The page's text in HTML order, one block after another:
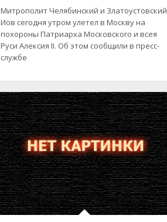
Митрополит Челябинский и Златоустовский
Иов сегодня утром улетел в Москву на
похороны Патриарха Московского и всея
Руси Алексия II. Об этом сообщили в пресс-
службе